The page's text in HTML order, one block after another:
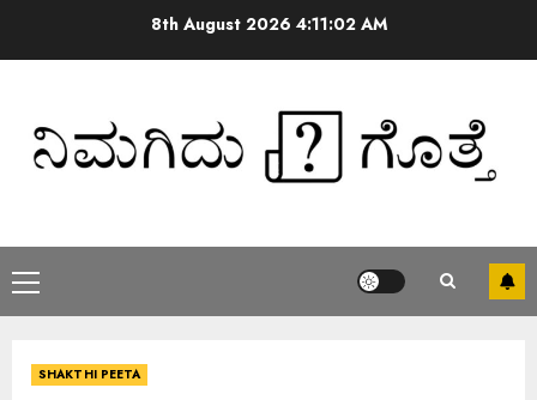
8th August 2026 4:11:03 AM
SHAKTHI PEETA